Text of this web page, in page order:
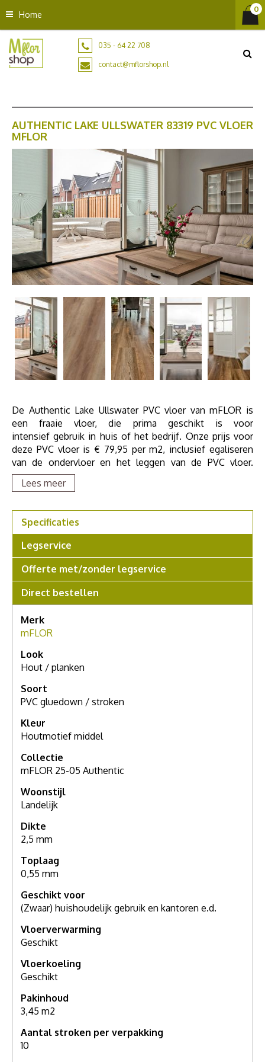
n
Home
035 - 64 22 708
contact@mflorshop.nl
AUTHENTIC LAKE ULLSWATER 83319 PVC VLOER
MFLOR
De Authentic Lake Ullswater PVC vloer van mFLOR is
een fraaie vloer, die prima geschikt is voor
intensief gebruik in huis of het bedrijf. Onze prijs voor
deze PVC vloer is € 79,95 per m2, inclusief egaliseren
van de ondervloer en het leggen van de PVC vloer.
Bestel nu uw PVC stalen via mflorshop.nl
stalen wilt zien of meer advies nodig hebt, maak dan
een afspraak in één van onze
Lees meer
Specificaties
Legservice
Offerte met/zonder legservice
Direct bestellen
Merk
mFLOR
Look
Hout / planken
Soort
PVC gluedown / stroken
Kleur
Houtmotief middel
Collectie
mFLOR 25-05 Authentic
Woonstijl
Landelijk
Dikte
2,5 mm
Toplaag
0,55 mm
Geschikt voor
(Zwaar) huishoudelijk gebruik en kantoren e.d.
Vloerverwarming
Geschikt
Vloerkoeling
Geschikt
Pakinhoud
3,45 m2
Aantal stroken per verpakking
10